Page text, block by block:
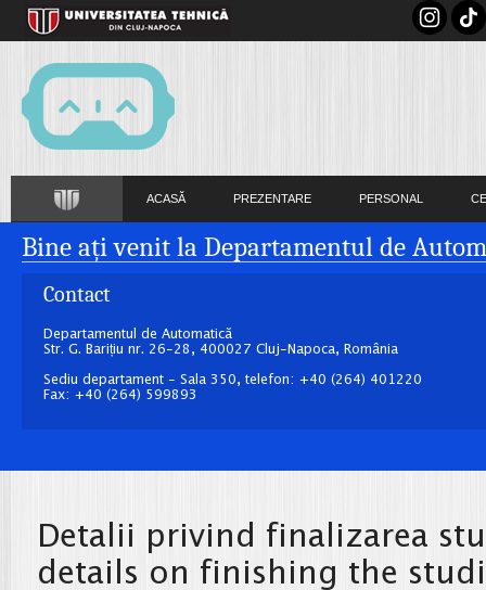
ACASĂ PREZENTARE PERSONAL
Bine ați venit la Departamentul de
Contact
Departamentul de Automatică
Str. G. Barițiu nr. 26-28, 400027 Cluj-Napoca, România
Sediu departament - Sala 350, telefon: +40 (264) 401220
Fax: +40 (264) 599893
Detalii privind finalizarea
details on finishing the